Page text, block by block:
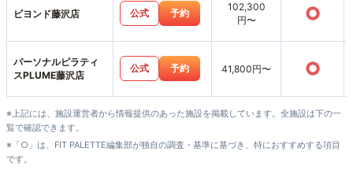
ビヨンド藤沢店 公式 予約
102,300
円〜
○
パーソナルピラティ
スPLUME藤沢店
公式 予約 41,800円〜 ○
※上記には、施設運営者から情報提供のあった施設を掲載しています。全施設は下の一
覧で確認できます。
※「○」は、FIT PALETTE編集部が独自の調査・基準に基づき、特におすすめする項目
です。